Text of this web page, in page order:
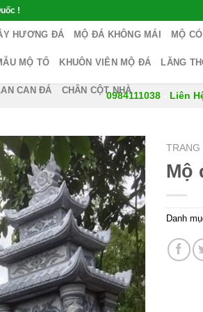
!
HƯƠNG ĐÁ MỘ ĐÁ KHÔNG MÁI MỘ
MỘ TỔ KHUÔN VIÊN MỘ ĐÁ LĂNG
CAN ĐÁ CHÂN CỘT NHÀ
0984111038- Liên
TRANG
Mộ
Danh